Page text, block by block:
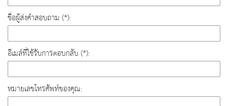
ชื่อผู้ส่งคำสอบถาม (*):
อีเมล์ที่ใช้รับการตอบกลับ (*):
หมายเลขโทรศัพท์ของคุณ: